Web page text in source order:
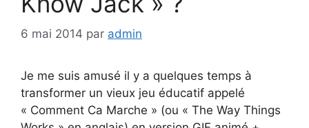
6 mai 2014 par admin
Je me suis amusé il y a quelques temps à
transformer un vieux jeu éducatif appelé
« Comment Ca Marche » (ou « The Way Things